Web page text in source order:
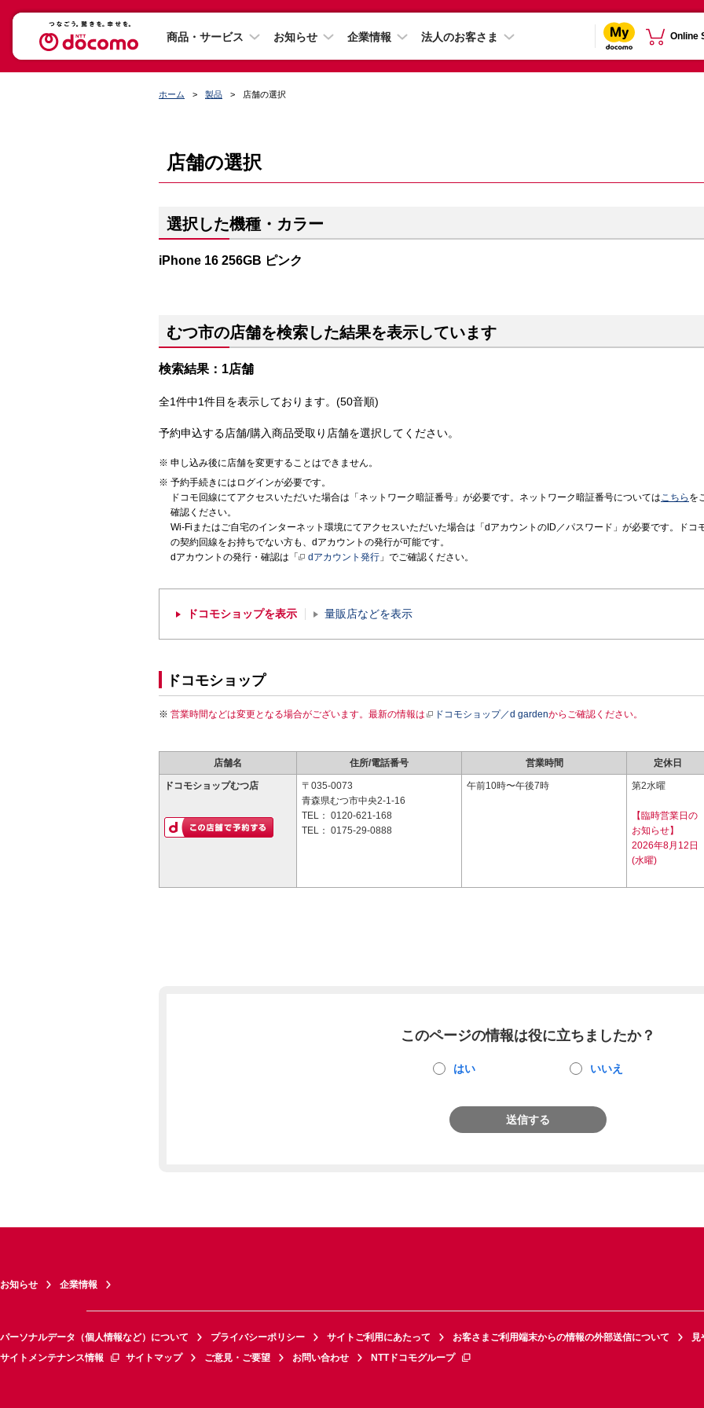
商品・サービス お知らせ 企業情報 法人のお客さま Online
ホーム 製品 店舗の選択
店舗の選択
選択した機種・カラー
iPhone 16 256GB ピンク
むつ市の店舗を検索した結果を表示しています
検索結果：1店舗
全1件中1件目を表示しております。(50音順)
予約申込する店舗/購入商品受取り店舗を選択してください。
申し込み後に店舗を変更することはできません。
予約手続きにはログインが必要です。
ドコモ回線にてアクセスいただいた場合は「ネットワーク暗証番号」が必要です。ネットワーク暗証番号についてはこちら を
確認ください。
Wi-Fiまたはご自宅のインターネット環境にてアクセスいただいた場合は「dアカウントのID／パスワード」が必要です。ドコ
の契約回線をお持ちでない方も、dアカウントの発行が可能です。
dアカウントの発行・確認は「
dアカウント発行 」でご確認ください。
ドコモショップを表示 量販店などを表示
ドコモショップ
営業時間などは変更となる場合がございます。最新の情報は ドコモショップ／d gardenからご確認ください。
店舗名 住所/電話番号 営業時間 定休日
ドコモショップむつ店
〒035-0073
青森県むつ市中央2-1-16
TEL： 0120-621-168
TEL： 0175-29-0888
午前10時〜午後7時 第2水曜
【臨時営業日の
お知らせ】
2026年8月12日
(水曜)
このページの情報は役に立ちましたか？
はい いいえ
送信する
お知らせ 企業情報
パーソナルデータ（個人情報など）について プライバシーポリシー サイトご利用にあたって お客さまご利用端末からの情報の外部送信について
見
サイトメンテナンス情報
サイトマップ ご意見・ご要望 お問い合わせ NTTドコモグループ